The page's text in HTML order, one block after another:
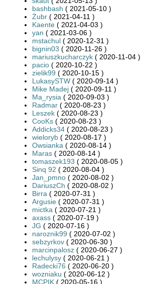
bashbash ( 2021-05-10 )
Żubr ( 2021-04-11 )
Kaente ( 2021-04-03 )
yan ( 2021-03-06 )
mstachul ( 2020-12-31 )
bignin03 ( 2020-11-26 )
mariuszkucharczyk ( 2020-11-04 )
pacio ( 2020-10-22 )
zielik99 ( 2020-10-15 )
LukasySTW ( 2020-09-14 )
Mike Madej ( 2020-09-11 )
Ma_rysia ( 2020-09-03 )
Radmar ( 2020-08-23 )
Leszek ( 2020-08-23 )
CooKs ( 2020-08-23 )
Addicks34 ( 2020-08-23 )
wieloryb ( 2020-08-17 )
Owsianka ( 2020-08-14 )
Maras ( 2020-08-14 )
tomaszek193 ( 2020-08-05 )
Sinq 92 ( 2020-08-04 )
Jan_pmno ( 2020-08-02 )
DariuszCh ( 2020-08-02 )
Birra ( 2020-07-31 )
Argusie ( 2020-07-31 )
mictka ( 2020-07-21 )
axass ( 2020-07-19 )
JG ( 2020-07-16 )
naroznik99 ( 2020-07-02 )
sebzyrkov ( 2020-06-30 )
marcinpalosz ( 2020-06-27 )
lechulysy ( 2020-06-21 )
Radecki76 ( 2020-06-20 )
wozniaku ( 2020-06-12 )
MCPIK ( 2020-05-16 )